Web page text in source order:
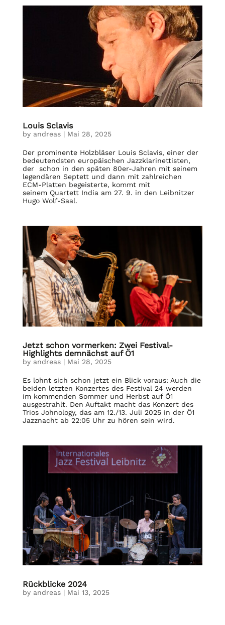
Louis Sclavis
by andreas| Mai 28, 2025
Der prominente Holzbläser Louis Sclavis, einer der
bedeutendsten europäischen Jazzklarinettisten,
der schon in den späten 80er-Jahren mit seinem
legendären Septett und dann mit zahlreichen
ECM-Platten begeisterte, kommt mit
seinem Quartett India am 27. 9. in den Leibnitzer
Hugo Wolf-Saal.
Jetzt schon vormerken: Zwei Festival-
Highlights demnächst auf Ö1
by andreas| Mai 28, 2025
Es lohnt sich schon jetzt ein Blick voraus: Auch die
beiden letzten Konzertes des Festival 24 werden
im kommenden Sommer und Herbst auf Ö1
ausgestrahlt. Den Auftakt macht das Konzert des
Trios Johnology, das am 12./13. Juli 2025 in der Ö1
Jazznacht ab 22:05 Uhr zu hören sein wird.
Rückblicke 2024
by andreas| Mai 13, 2025